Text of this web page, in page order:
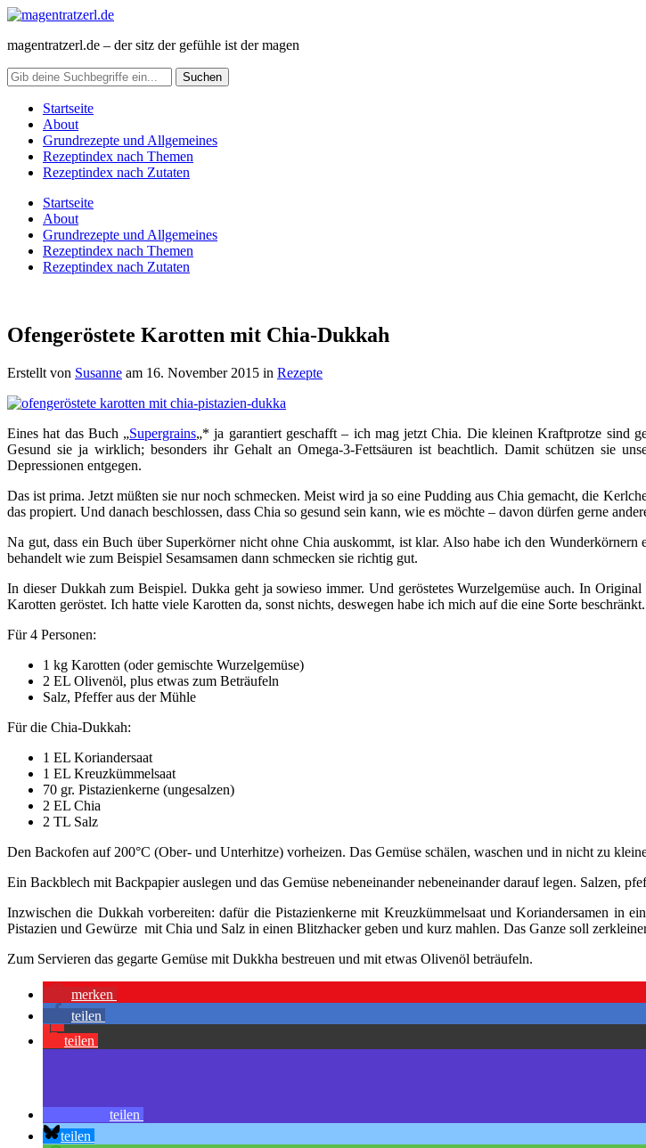
magentratzerl.de – der sitz der gefühle ist der magen
Startseite
About
Grundrezepte und Allgemeines
Rezeptindex nach Themen
Rezeptindex nach Zutaten
Startseite
About
Grundrezepte und Allgemeines
Rezeptindex nach Themen
Rezeptindex nach Zutaten
Ofengeröstete Karotten mit Chia-Dukkah
Erstellt von Susanne am 16. November 2015 in Rezepte
Eines hat das Buch „Supergrains„* ja garantiert geschafft – ich mag jetzt Chia. Die kleinen Kraftprotze sind
Gesund sie ja wirklich; besonders ihr Gehalt an Omega-3-Fettsäuren ist beachtlich. Damit schützen sie
Depressionen entgegen.
Das ist prima. Jetzt müßten sie nur noch schmecken. Meist wird ja so eine Pudding aus Chia gemacht, die
das propiert. Und danach beschlossen, dass Chia so gesund sein kann, wie es möchte – davon dürfen gerne
Na gut, dass ein Buch über Superkörner nicht ohne Chia auskommt, ist klar. Also habe ich den
behandelt wie zum Beispiel Sesamsamen dann schmecken sie richtig gut.
In dieser Dukkah zum Beispiel. Dukka geht ja sowieso immer. Und geröstetes Wurzelgemüse auch. In
Karotten geröstet. Ich hatte viele Karotten da, sonst nichts, deswegen habe ich mich auf die eine Sorte
Für 4 Personen:
1 kg Karotten (oder gemischte Wurzelgemüse)
2 EL Olivenöl, plus etwas zum Beträufeln
Salz, Pfeffer aus der Mühle
Für die Chia-Dukkah:
1 EL Koriandersaat
1 EL Kreuzkümmelsaat
70 gr. Pistazienkerne (ungesalzen)
2 EL Chia
2 TL Salz
Den Backofen auf 200°C (Ober- und Unterhitze) vorheizen. Das Gemüse schälen, waschen und in nicht zu
Ein Backblech mit Backpapier auslegen und das Gemüse nebeneinander nebeneinander darauf legen. Salzen,
Inzwischen die Dukkah vorbereiten: dafür die Pistazienkerne mit Kreuzkümmelsaat und Koriandersamen in
Pistazien und Gewürze mit Chia und Salz in einen Blitzhacker geben und kurz mahlen. Das Ganze soll
Zum Servieren das gegarte Gemüse mit Dukkha bestreuen und mit etwas Olivenöl beträufeln.
merken
teilen
teilen
teilen
teilen